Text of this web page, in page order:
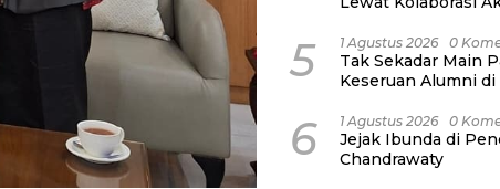
5 1 Agustus 2026 0
Tak Sekadar Main
Keseruan Alumni di
6 1 Agustus 2026 0
Jejak Ibunda di
Chandrawaty